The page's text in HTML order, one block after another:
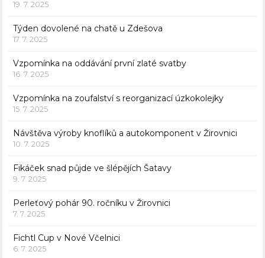
19. 7. 2025
Týden dovolené na chatě u Zdešova
17. 7. 2025
Vzpomínka na oddávání první zlaté svatby
16. 7. 2025
Vzpomínka na zoufalství s reorganizací úzkokolejky
15. 7. 2025
Návštěva výroby knoflíků a autokomponent v Žirovnici
10. 7. 2025
Fikáček snad půjde ve šlépějích Šatavy
9. 7. 2025
Perleťový pohár 90. ročníku v Žirovnici
7. 7. 2025
Fichtl Cup v Nové Včelnici
6. 7. 2025